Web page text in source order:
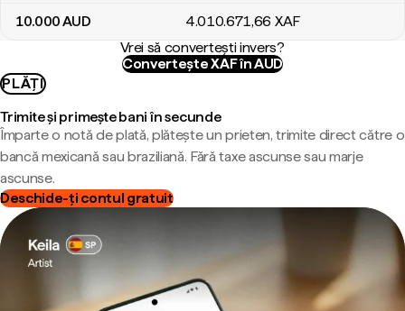
10.000AUD 4.010.671,66 XAF
Vrei să convertești invers?
Convertește XAF în AUD
PLĂȚI
Trimite și primește bani în secunde
Împarte o notă de plată, plătește un prieten, trimite direct către o
bancă mexicană sau braziliană. Fără taxe ascunse sau marje
ascunse.
Deschide-ți contul gratuit